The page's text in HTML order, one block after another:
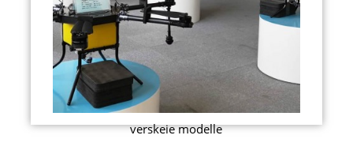
verskeie modelle